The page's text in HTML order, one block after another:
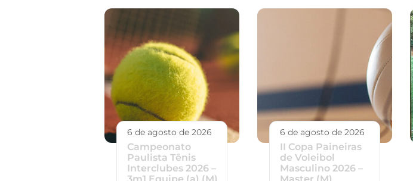
6 de agosto de 2026
Campeonato
Paulista Tênis
Interclubes 2026 –
6 de agosto de 2026
II Copa Paineiras
de Voleibol
Masculino 2026 –